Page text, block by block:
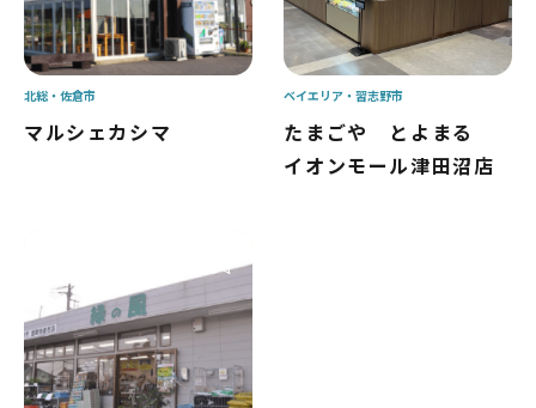
マルシェカシマ
北総 佐倉市
たまごや とよまる
イオンモール津田沼店
ベイエリア 習志野市